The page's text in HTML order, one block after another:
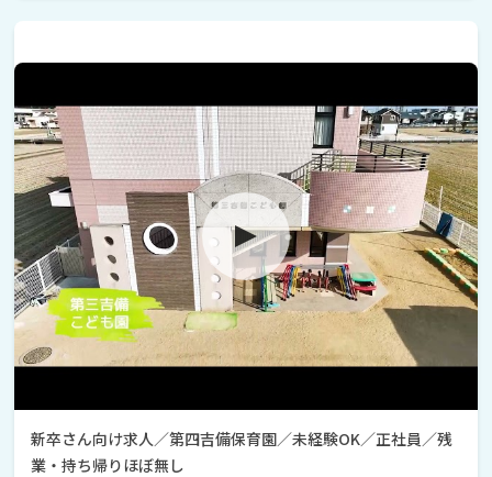
新卒さん向け求人／第四吉備保育園／未経験OK／正社員／残
業・持ち帰りほぼ無し